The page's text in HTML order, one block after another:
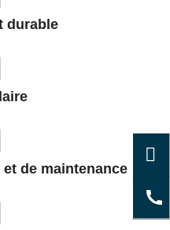
durable
de maintenance